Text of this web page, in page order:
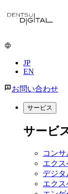
JP
EN
お問い合わせ
サービス
サービ
コン
エク
デジ
エク